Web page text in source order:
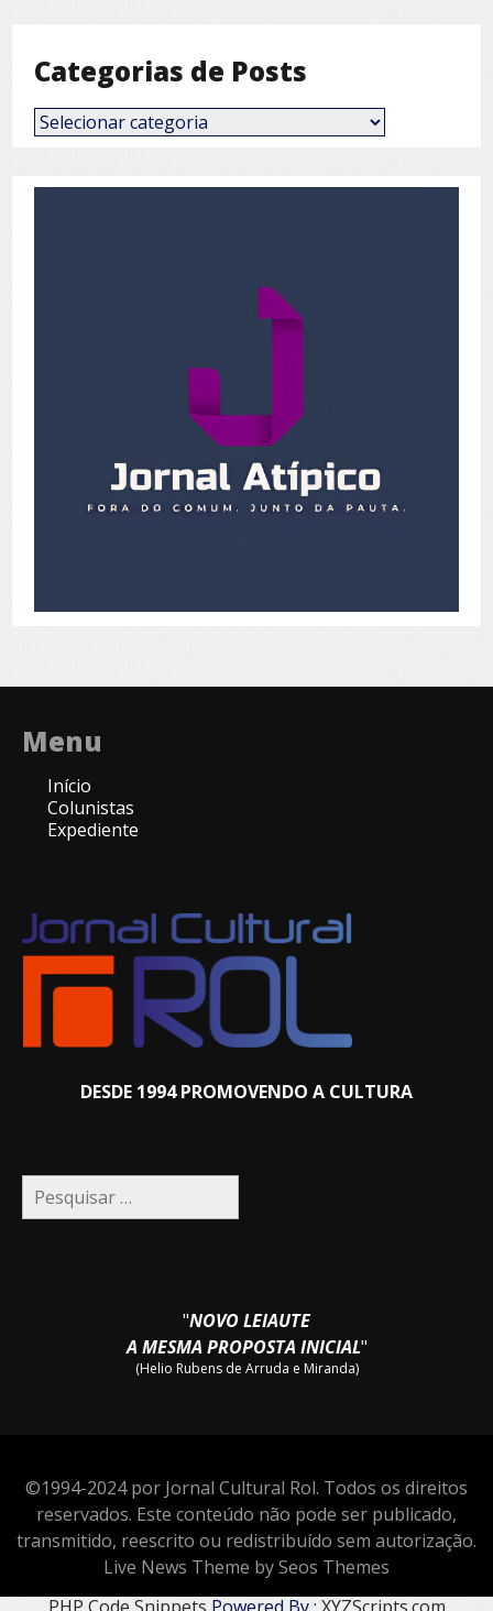
Categorias de Posts
Categorias
de
Menu
Início
Colunistas
Expediente
DESDE 1994 PROMOVENDO A CULTURA
Pesquisar
por:
"NOVO LEIAUTE
A MESMA PROPOSTA INICIAL"
(Helio Rubens de Arruda e Miranda)
©1994-2024 por Jornal Cultural Rol. Todos os direitos
reservados. Este conteúdo não pode ser publicado,
transmitido, reescrito ou redistribuído sem autorização.
Live News Theme by Seos Themes